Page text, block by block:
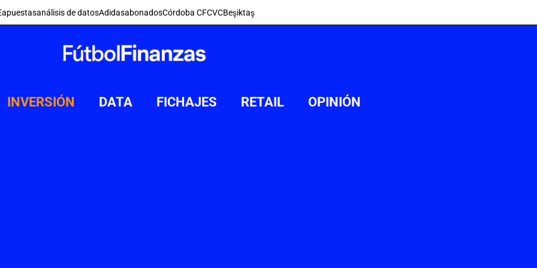
apuestasanálisis de datosAdidasabonadosCórdoba CFCVCBeşiktaş
INVERSIÓN DATA FICHAJES RETAIL OPINIÓN